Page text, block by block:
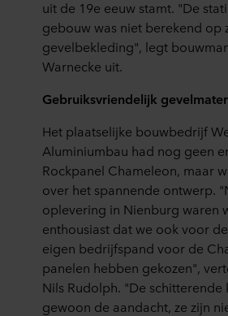
uit de 19e eeuw stamt. "De
gebouw was niet berekend op
gevelbekleding", legt
Warnecke uit.
Gebruiksvriendelijk
Het plaatselijke bouwbedrijf
Aluminiumbau had nog geen
Rockpanel Chameleon, maar
over het spannende ontwerp.
oplevering in Nienburg waren
enthousiast dat we ook voor
eigen bedrijfspand voor de
panelen hebben gekozen",
Nils Rudolph. "De schitterende
gewoon de aandacht, ze zijn